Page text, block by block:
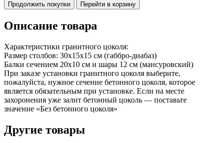
Продолжить покупки Перейти в корзину
Описание товара
Характеристики гранитного цоколя:
Размер столбов: 30х15х15 см (габбро-диабаз)
Балки сечением 20х10 см и шары 12 см (мансуровский)
При заказе установки гранитного цоколя выберите,
пожалуйста, нужное сечение бетонного цоколя, которое
является обязательным при установке. Если на месте
захоронения уже залит бетонный цоколь — поставьте
значение «Без бетонного цоколя»
Другие товары